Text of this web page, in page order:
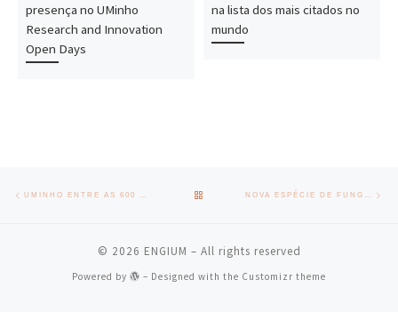
presença no UMinho
Research and Innovation
Open Days
na lista dos mais citados no
mundo
Post navigation UMINHO ENTRE AS 600 MELHORES DO MUNDO NO QS WORLD UNIVERSITY RANKINGS BACK TO POST LIST NOVA ESPÉCIE DE FUNGO RECEBE APELIDO DE NELSON LIMA, INVESTIGADOR DO CEB
© 2026 ENGIUM – All rights reserved
Powered by – Designed with the Customizr theme